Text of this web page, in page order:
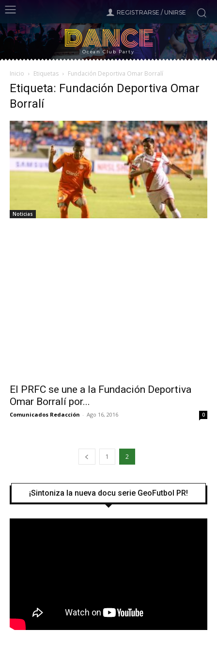
REGISTRARSE / UNIRSE
DANCE
Ocean Club Party
Inicio Etiquetas Fundación Deportiva Omar Borralí
Etiqueta: Fundación Deportiva Omar
Borralí
Noticias
​El PRFC se une a la Fundación Deportiva
Omar Borralí por...
Comunicados Redacción - Ago 16, 2016 0
1 2
¡Sintoniza la nueva docu serie GeoFutbol PR!